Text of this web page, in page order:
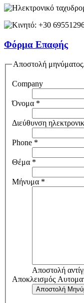
+30
Φόρμα Επαφής
Αποστολή
Company
Όνομα *
Διεύθυνση
Phone *
Θέμα *
Μήνυμα *
Αποστολή
Αποκλεισμός
Αποστολή